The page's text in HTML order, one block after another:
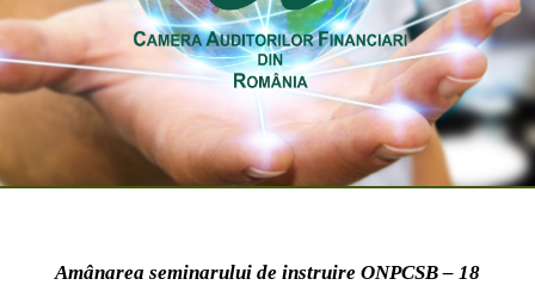
Amânarea seminarului de instruire ONPCSB – 18